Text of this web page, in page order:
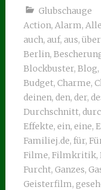
Glubschauge
Action, Alarm,
auch, auf, aus,
Berlin,
Blockbuster, Blog,
Budget, Charme,
deinen, den, der,
Durchschnitt,
Effekte, ein, eine,
Familiej.de, für,
Filme, Filmkritik,
Furcht, Ganzes,
Geisterfilm,